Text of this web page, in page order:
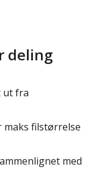
deling
ut fra
maks filstørrelse
med